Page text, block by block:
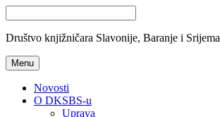
Društvo knjižničara Slavonije, Baranje i Srijema
Menu
Novosti
O DKSBS-u
Uprava